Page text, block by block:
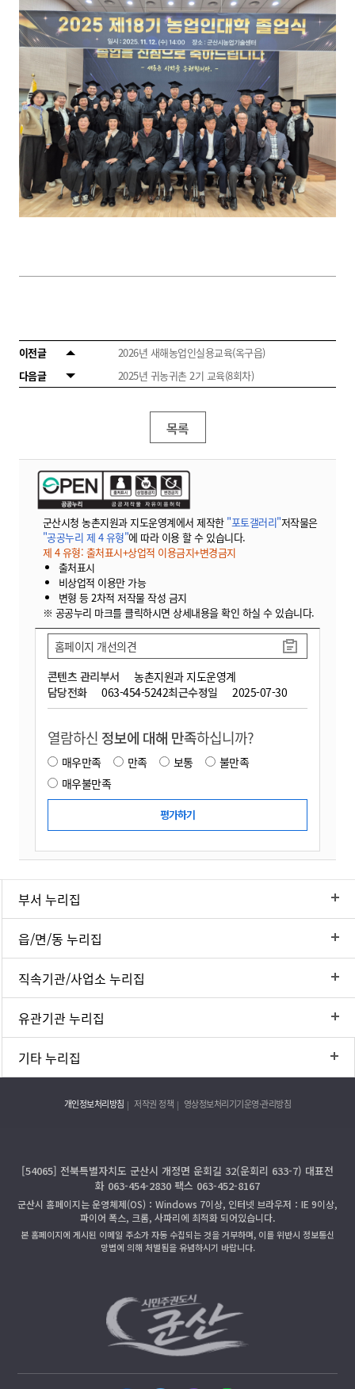
이전글
2026년 새해농업인실용교육(옥구읍)
다음글
2025년 귀농귀촌 2기 교육(8회차)
목록
군산시청 농촌지원과 지도운영계에서 제작한 "포토갤러리"저작물은
"공공누리 제 4 유형"에 따라 이용 할 수 있습니다.
제 4 유형: 출처표시+상업적 이용금지+변경금지
출처표시
비상업적 이용만 가능
변형 등 2차적 저작물 작성 금지
※ 공공누리 마크를 클릭하시면 상세내용을 확인 하실 수 있습니다.
콘텐츠 관리부서
농촌지원과 지도운영계
담당전화
063-454-5242최근수정일 2025-07-30
홈페이지 개선의견
열람하신 정보에 대해 만족하십니까?
매우만족 만족 보통
불만족
매우불만족
부서 누리집
읍/면/동 누리집
직속기관/사업소 누리집
유관기관 누리집
기타 누리집
개인정보처리방침 저작권 정책 영상정보처리기기운영·관리방침
[54065] 전북특별자치도 군산시 개정면 운회길 32(운회리 633-7) 대표전
화 063-454-2830 팩스 063-452-8167
군산시 홈페이지는 운영체제(OS)：Windows 7이상, 인터넷 브라우저：IE 9이상,
파이어 폭스, 크롬, 사파리에 최적화 되어있습니다.
본 홈페이지에 게시된 이메일 주소가 자동 수집되는 것을 거부하며, 이를 위반시 정보통신
망법에 의해 처벌됨을 유념하시기 바랍니다.